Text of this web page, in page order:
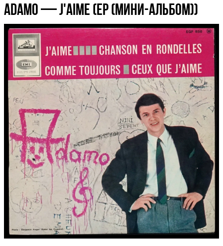
Adamo — J'aime (EP (мини-альбом))